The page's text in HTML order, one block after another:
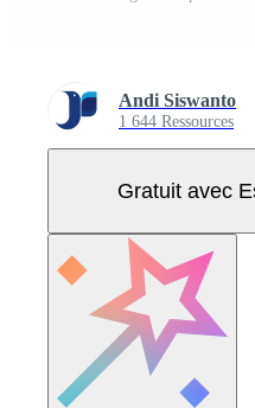
Andi Siswanto
1 644 Ressources
Gratuit avec